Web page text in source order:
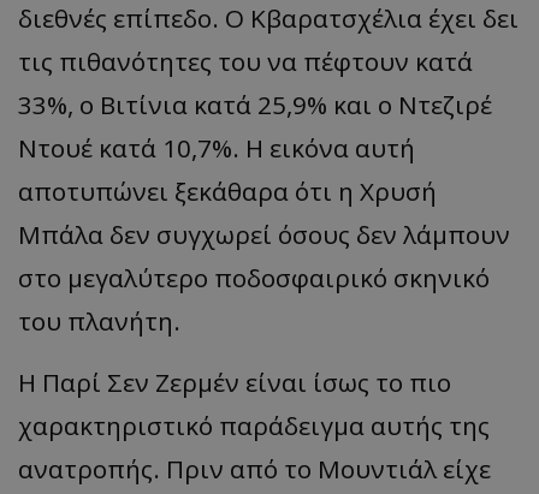
διεθνές επίπεδο. Ο Κβαρατσχέλια έχει δει
τις πιθανότητες του να πέφτουν κατά
33%, ο Βιτίνια κατά 25,9% και ο Ντεζιρέ
Ντουέ κατά 10,7%. Η εικόνα αυτή
αποτυπώνει ξεκάθαρα ότι η Χρυσή
Μπάλα δεν συγχωρεί όσους δεν λάμπουν
στο μεγαλύτερο ποδοσφαιρικό σκηνικό
του πλανήτη.
Η Παρί Σεν Ζερμέν είναι ίσως το πιο
χαρακτηριστικό παράδειγμα αυτής της
ανατροπής. Πριν από το Μουντιάλ είχε